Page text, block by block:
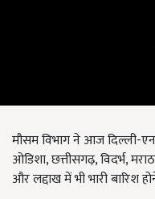
मौसम विभाग ने आज दिल्ली-
ओडिशा, छत्तीसगढ़, विदर्भ,
और लद्दाख में भी भारी बारिश